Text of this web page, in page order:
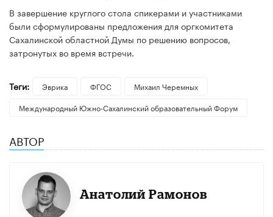
В завершение круглого стола спикерами и участниками
были сформулированы предложения для оргкомитета
Сахалинской областной Думы по решению вопросов,
затронутых во время встречи.
Теги: Эврика ФГОС
Михаил Черемных
Международный Южно-Сахалинский образовательный Форум
АВТОР
Анатолий Рамонов